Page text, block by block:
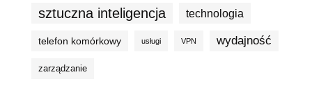
sztuczna inteligencja technologia
telefon komórkowy usługi VPN wydajność
zarządzanie